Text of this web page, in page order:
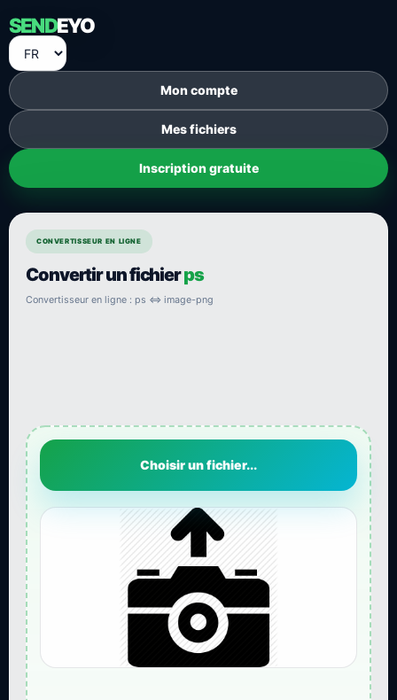
SENDEYO
Mon compte
Mes fichiers
Inscription gratuite
CONVERTISSEUR EN LIGNE
Convertir un fichierps
Convertisseur en ligne : ps ⇔ image-png
Choisir un fichier...